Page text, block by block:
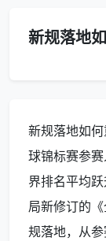
新规落地
新规落地如
球锦标赛参
界排名平均
局新修订的
规落地，从